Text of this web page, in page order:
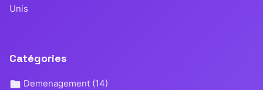
Unis
Catégories
Demenagement (14)